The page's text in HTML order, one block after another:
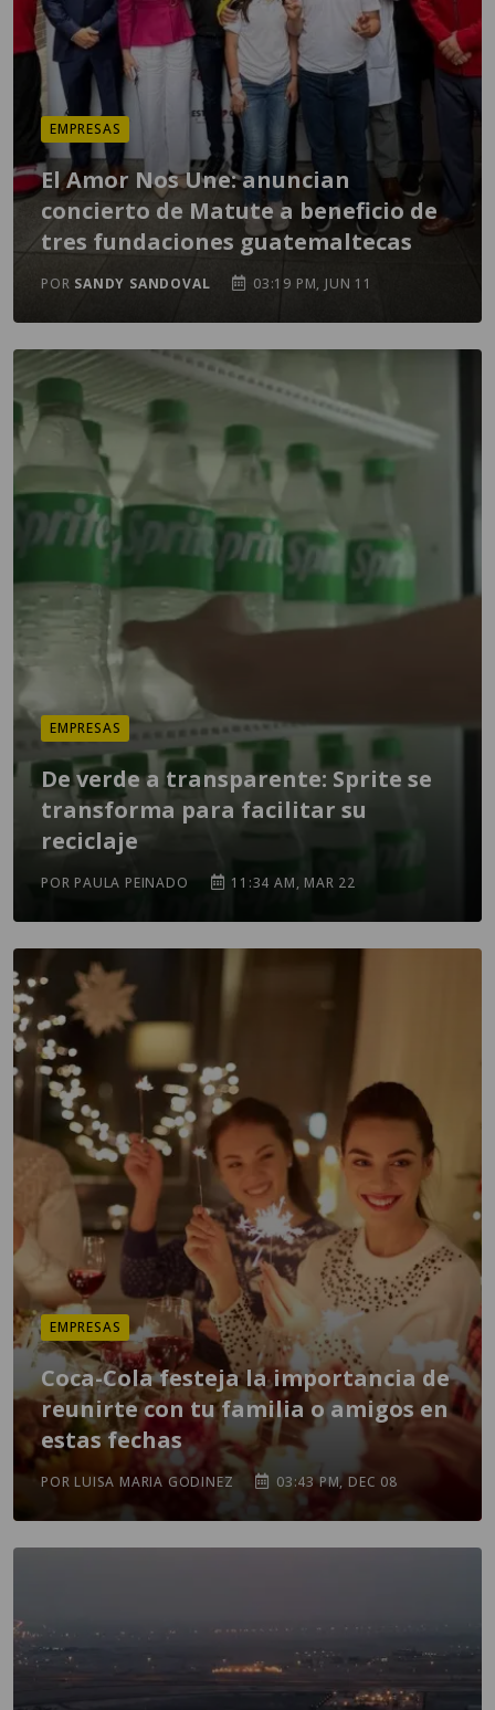
EMPRESAS
El Amor Nos Une: anuncian
concierto de Matute a beneficio de
tres fundaciones guatemaltecas
POR SANDY SANDOVAL 03:19 PM, JUN 11
EMPRESAS
De verde a transparente: Sprite se
transforma para facilitar su
reciclaje
POR PAULA PEINADO 11:34 AM, MAR 22
EMPRESAS
Coca-Cola festeja la importancia de
reunirte con tu familia o amigos en
estas fechas
POR LUISA MARIA GODINEZ 03:43 PM, DEC 08